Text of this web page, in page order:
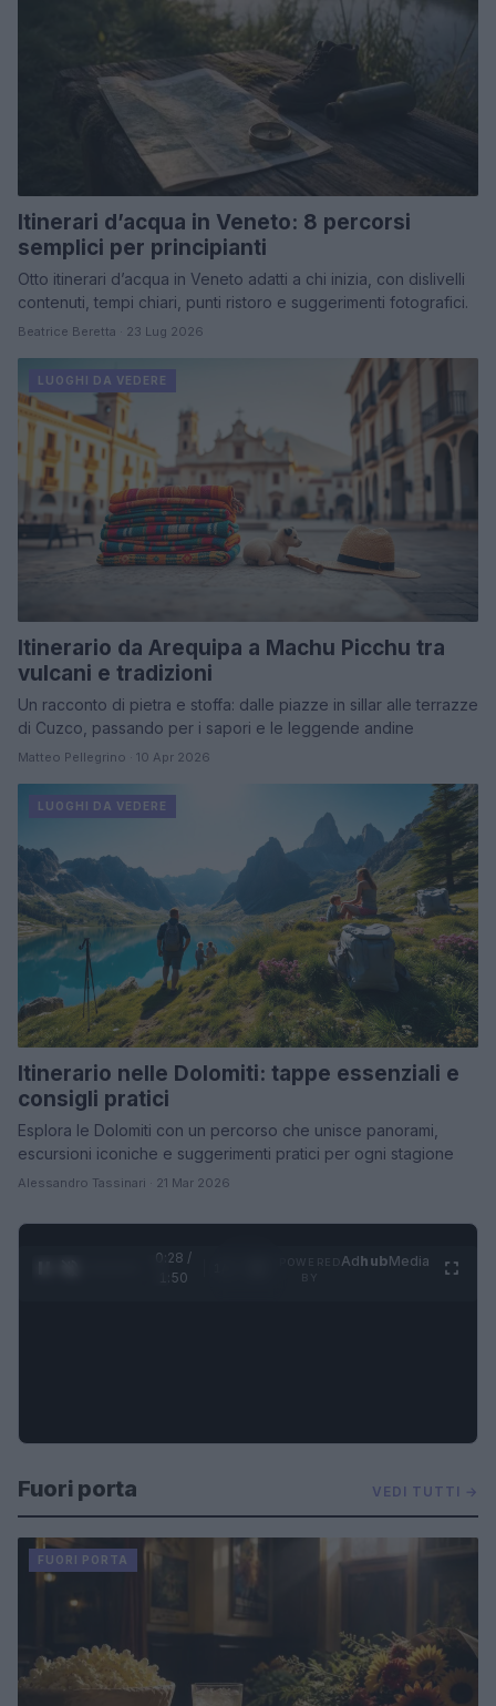
Itinerari d’acqua in Veneto: 8 percorsi
semplici per principianti
Otto itinerari d’acqua in Veneto adatti a chi inizia, con dislivelli
contenuti, tempi chiari, punti ristoro e suggerimenti fotografici.
Beatrice Beretta · 23 Lug 2026
LUOGHI DA VEDERE
Itinerario da Arequipa a Machu Picchu tra
vulcani e tradizioni
Un racconto di pietra e stoffa: dalle piazze in sillar alle terrazze
di Cuzco, passando per i sapori e le leggende andine
Matteo Pellegrino · 10 Apr 2026
LUOGHI DA VEDERE
Itinerario nelle Dolomiti: tappe essenziali e
consigli pratici
Esplora le Dolomiti con un percorso che unisce panorami,
escursioni iconiche e suggerimenti pratici per ogni stagione
Alessandro Tassinari · 21 Mar 2026
0:29 /
1:50
AdhubMedia
Fuori porta VEDI TUTTI →
FUORI PORTA